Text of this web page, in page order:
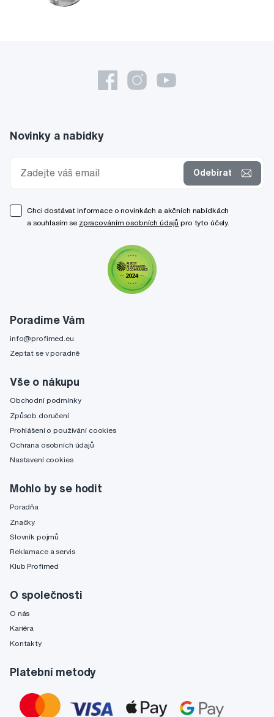
Poradíme Vám
info@profimed.eu
Zeptat se v poradně
Vše o nákupu
Obchodní podmínky
Způsob doručení
Prohlášení o používání cookies
Ochrana osobních údajů
Nastavení cookies
Mohlo by se hodit
Poradňa
Značky
Slovník pojmů
Reklamace a servis
Klub Profimed
O společnosti
O nás
Kariéra
Kontakty
Platební metody
Novinky a nabídky
Odebírat
Chci dostávat informace o novinkách a akčních nabídkách
a souhlasím se zpracováním osobních údajů pro tyto účely.